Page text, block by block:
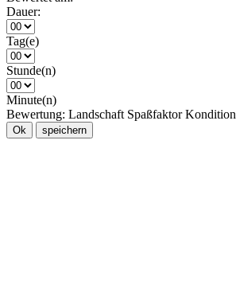
Dauer:
Tag(e)
Stunde(n)
Minute(n)
Bewertung: Landschaft Spaßfaktor Kondition
Ok speichern